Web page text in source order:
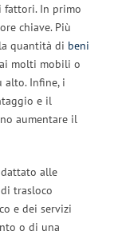
fattori. In primo
chiave. Più
quantità di beni
molti mobili o
alto. Infine, i
e il
aumentare il
alle
trasloco
e dei servizi
o di una